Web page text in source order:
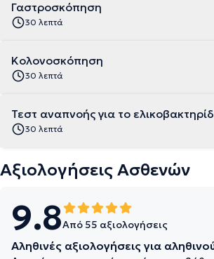
Γαστροσκόπηση
30 λεπτά
Κολονοσκόπηση
30 λεπτά
Τεστ αναπνοής για το
30 λεπτά
Αξιολογήσεις Ασθενών
9.8Από 55 αξιολογήσεις
Αληθινές αξιολογήσεις για